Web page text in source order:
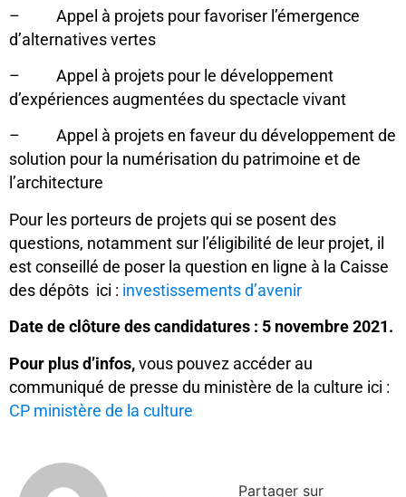
– Appel à projets pour favoriser l’émergence
d’alternatives vertes
– Appel à projets pour le développement
d’expériences augmentées du spectacle vivant
– Appel à projets en faveur du développement de
solution pour la numérisation du patrimoine et de
l’architecture
Pour les porteurs de projets qui se posent des
questions, notamment sur l’éligibilité de leur projet, il
est conseillé de poser la question en ligne à la Caisse
des dépôts ici : investissements d’avenir
Date de clôture des candidatures : 5 novembre 2021.
Pour plus d’infos, vous pouvez accéder au
communiqué de presse du ministère de la culture ici :
CP ministère de la culture